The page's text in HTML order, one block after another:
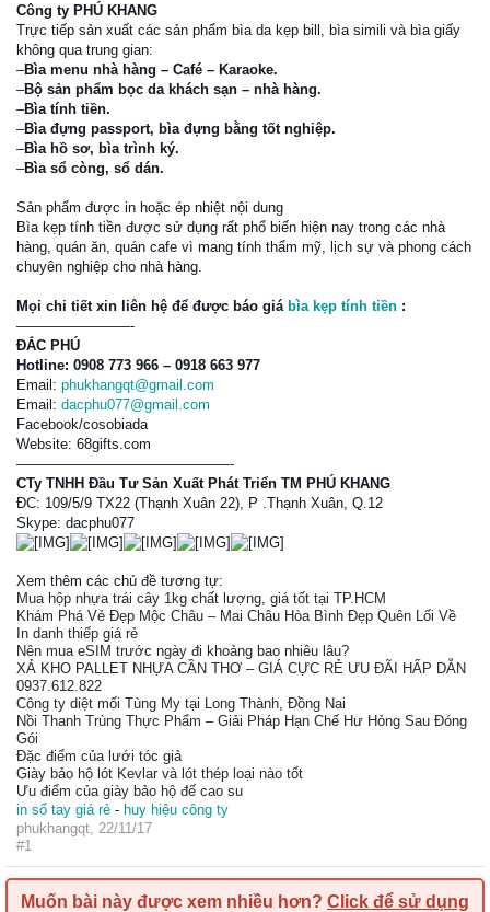
Công ty PHÚ KHANG
Trực tiếp sản xuất các sản phẩm bìa da kẹp bill, bìa simili và bìa giấy
không qua trung gian:
–Bìa menu nhà hàng – Café – Karaoke.
–Bộ sản phẩm bọc da khách sạn – nhà hàng.
–Bìa tính tiền.
–Bìa đựng passport, bìa đựng bằng tốt nghiệp.
–Bìa hồ sơ, bìa trình ký.
–Bìa sổ còng, sổ dán.
Sản phẩm được in hoặc ép nhiệt nội dung
Bìa kẹp tính tiền được sử dụng rất phổ biến hiện nay trong các nhà
hàng, quán ăn, quán cafe vì mang tính thẩm mỹ, lịch sự và phong cách
chuyên nghiệp cho nhà hàng.
Mọi chi tiết xin liên hệ để được báo giá bìa kẹp tính tiền :
————————-
ĐẮC PHÚ
Hotline: 0908 773 966 – 0918 663 977
Email: phukhangqt@gmail.com
Email: dacphu077@gmail.com
Facebook/cosobiada
Website: 68gifts.com
———————————————-
CTy TNHH Đầu Tư Sản Xuất Phát Triển TM PHÚ KHANG
ĐC: 109/5/9 TX22 (Thạnh Xuân 22), P .Thạnh Xuân, Q.12
Skype: dacphu077
Xem thêm các chủ đề tương tự:
Mua hộp nhựa trái cây 1kg chất lượng, giá tốt tại TP.HCM
Khám Phá Vẻ Đẹp Mộc Châu – Mai Châu Hòa Bình Đẹp Quên Lối Về
In danh thiếp giá rẻ
Nên mua eSIM trước ngày đi khoảng bao nhiêu lâu?
XẢ KHO PALLET NHỰA CẦN THƠ – GIÁ CỰC RẺ ƯU ĐÃI HẤP DẪN
0937.612.822
Công ty diệt mối Tùng My tại Long Thành, Đồng Nai
Nồi Thanh Trùng Thực Phẩm – Giải Pháp Hạn Chế Hư Hỏng Sau Đóng
Gói
Đặc điểm của lưới tóc giả
Giày bảo hộ lót Kevlar và lót thép loại nào tốt
Ưu điểm của giày bảo hộ đế cao su
in sổ tay giá rẻ - huy hiệu công ty
phukhangqt, 22/11/17
#1
Muốn bài này được xem nhiều hơn? Click để sử dụng